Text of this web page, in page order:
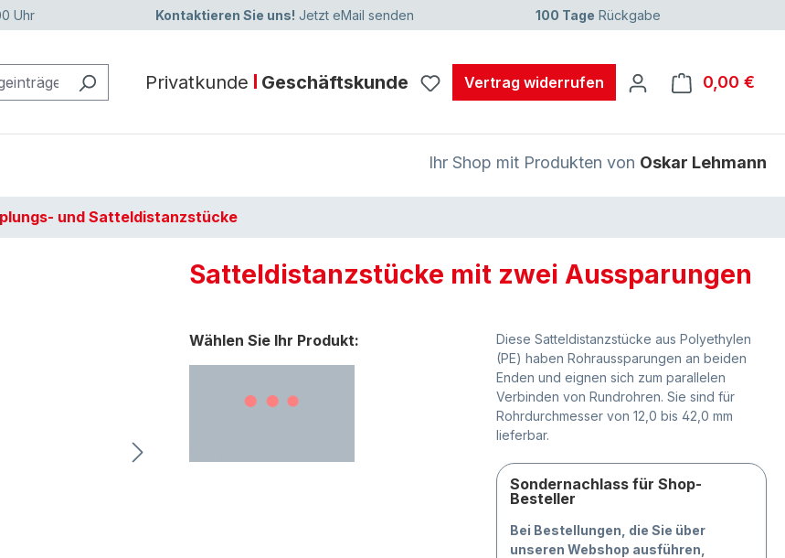
Uhr Kontaktieren Sie uns! Jetzt eMail senden 100 Tage Rückgabe
Privatkunde Geschäftskunde Vertrag widerrufen 0,00 €
Ihr Shop mit Produkten von Oskar Lehmann
und Satteldistanzstücke
Satteldistanzstücke mit zwei Aussparungen
Wählen Sie Ihr Produkt:
Diese Satteldistanzstücke aus Polyethylen
(PE) haben Rohraussparungen an beiden
Enden und eignen sich zum parallelen
Verbinden von Rundrohren. Sie sind für
Rohrdurchmesser von 12,0 bis 42,0 mm
lieferbar.
Sondernachlass für Shop-
Besteller
Bei Bestellungen, die Sie über
unseren Webshop ausführen,